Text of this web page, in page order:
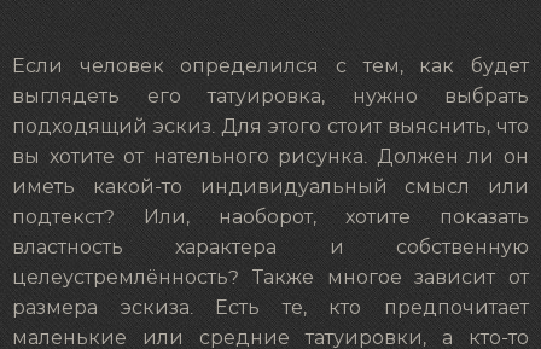
Если человек определился с тем, как будет
выглядеть его татуировка, нужно выбрать
подходящий эскиз. Для этого стоит выяснить, что
вы хотите от нательного рисунка. Должен ли он
иметь какой-то индивидуальный смысл или
подтекст? Или, наоборот, хотите показать
властность характера и собственную
целеустремлённость? Также многое зависит от
размера эскиза. Есть те, кто предпочитает
маленькие или средние татуировки, а кто-то